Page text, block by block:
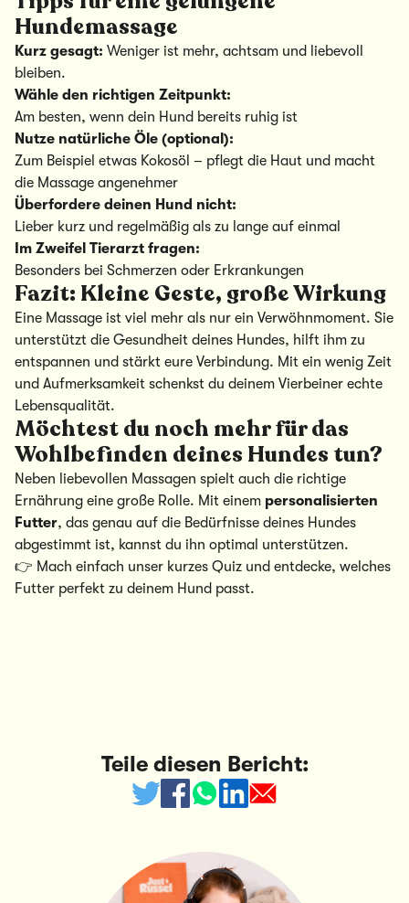
Hundemassage
Kurz gesagt: Weniger ist mehr, achtsam und liebevoll
bleiben.
Wähle den richtigen Zeitpunkt:
Am besten, wenn dein Hund bereits ruhig ist
Nutze natürliche Öle (optional):
Zum Beispiel etwas Kokosöl – pflegt die Haut und macht
die Massage angenehmer
Überfordere deinen Hund nicht:
Lieber kurz und regelmäßig als zu lange auf einmal
Im Zweifel Tierarzt fragen:
Besonders bei Schmerzen oder Erkrankungen
Fazit: Kleine Geste, große Wirkung
Eine Massage ist viel mehr als nur ein Verwöhnmoment. Sie
unterstützt die Gesundheit deines Hundes, hilft ihm zu
entspannen und stärkt eure Verbindung. Mit ein wenig Zeit
und Aufmerksamkeit schenkst du deinem Vierbeiner echte
Lebensqualität.
Möchtest du noch mehr für das
Wohlbefinden deines Hundes tun?
Neben liebevollen Massagen spielt auch die richtige
Ernährung eine große Rolle. Mit einem personalisierten
Futter, das genau auf die Bedürfnisse deines Hundes
abgestimmt ist, kannst du ihn optimal unterstützen.
👉 Mach einfach unser kurzes Quiz und entdecke, welches
Futter perfekt zu deinem Hund passt.
Teile diesen Bericht: